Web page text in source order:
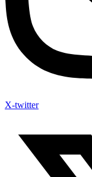
X-twitter